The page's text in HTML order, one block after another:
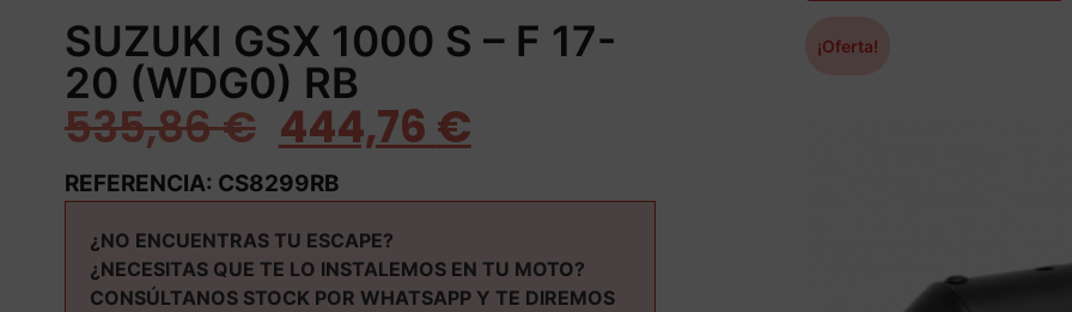
SUZUKI GSX 1000 S – F 17-
20 (WDG0) RB
535,86€ 444,76 €
REFERENCIA: CS8299RB
¿NO ENCUENTRAS TU ESCAPE?
¿NECESITAS QUE TE LO INSTALEMOS EN TU MOTO?
CONSÚLTANOS STOCK POR WHATSAPP Y TE DIREMOS
¡Oferta!